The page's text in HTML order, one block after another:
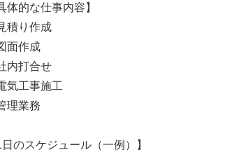
体的な仕事内容】
積り作成
面作成
内打合せ
気工事施工
理業務
日のスケジュール（一例）】